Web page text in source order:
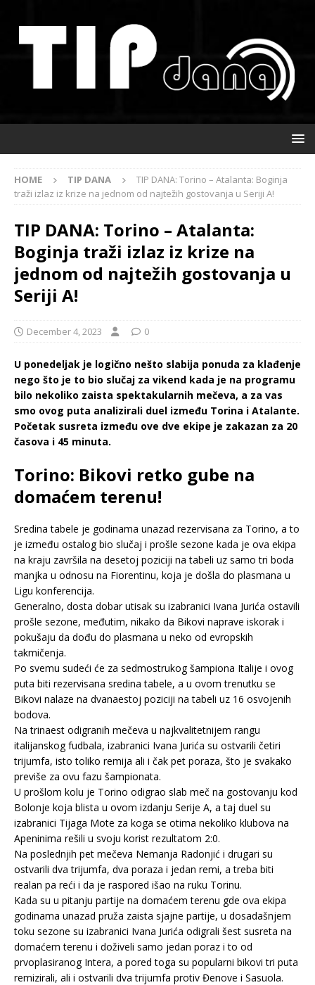
HOME TIP DANA
TIP DANA: Torino – Atalanta: Boginja
traži izlaz iz krize na jednom od najtežih gostovanja u Seriji A!
TIP DANA: Torino – Atalanta:
Boginja traži izlaz iz krize na
jednom od najtežih gostovanja u
Seriji A!
December 4, 2023 0
U ponedeljak je logično nešto slabija ponuda za klađenje
nego što je to bio slučaj za vikend kada je na programu
bilo nekoliko zaista spektakularnih mečeva, a za vas
smo ovog puta analizirali duel između Torina i Atalante.
Početak susreta između ove dve ekipe je zakazan za 20
časova i 45 minuta.
Torino: Bikovi retko gube na
domaćem terenu!
Sredina tabele je godinama unazad rezervisana za Torino, a to
je između ostalog bio slučaj i prošle sezone kada je ova ekipa
na kraju završila na desetoj poziciji na tabeli uz samo tri boda
manjka u odnosu na Fiorentinu, koja je došla do plasmana u
Ligu konferencija.
Generalno, dosta dobar utisak su izabranici Ivana Jurića ostavili
prošle sezone, međutim, nikako da Bikovi naprave iskorak i
pokušaju da dođu do plasmana u neko od evropskih
takmičenja.
Po svemu sudeći će za sedmostrukog šampiona Italije i ovog
puta biti rezervisana sredina tabele, a u ovom trenutku se
Bikovi nalaze na dvanaestoj poziciji na tabeli uz 16 osvojenih
bodova.
Na trinaest odigranih mečeva u najkvalitetnijem rangu
italijanskog fudbala, izabranici Ivana Jurića su ostvarili četiri
trijumfa, isto toliko remija ali i čak pet poraza, što je svakako
previše za ovu fazu šampionata.
U prošlom kolu je Torino odigrao slab meč na gostovanju kod
Bolonje koja blista u ovom izdanju Serije A, a taj duel su
izabranici Tijaga Mote za koga se otima nekoliko klubova na
Apeninima rešili u svoju korist rezultatom 2:0.
Na poslednjih pet mečeva Nemanja Radonjić i drugari su
ostvarili dva trijumfa, dva poraza i jedan remi, a treba biti
realan pa reći i da je raspored išao na ruku Torinu.
Kada su u pitanju partije na domaćem terenu gde ova ekipa
godinama unazad pruža zaista sjajne partije, u dosadašnjem
toku sezone su izabranici Ivana Jurića odigrali šest susreta na
domaćem terenu i doživeli samo jedan poraz i to od
prvoplasiranog Intera, a pored toga su popularni bikovi tri puta
remizirali, ali i ostvarili dva trijumfa protiv Đenove i Sasuola.